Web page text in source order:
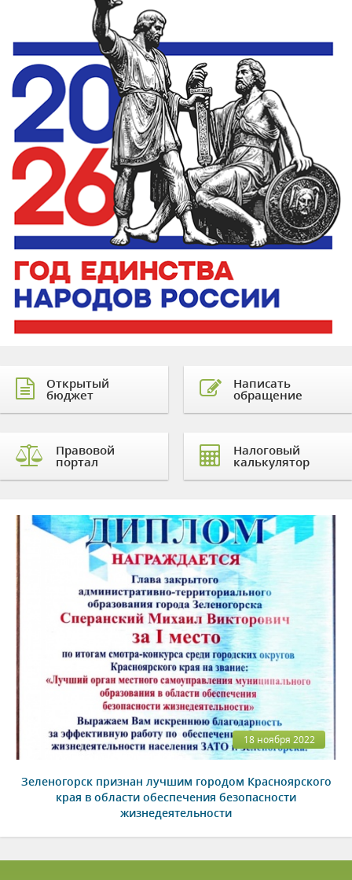
Открытый
бюджет
Правовой
портал
Написать
обращение
Налоговый
калькулятор
18 ноября 2022
Зеленогорск признан лучшим городом Красноярского
края в области обеспечения безопасности
жизнедеятельности